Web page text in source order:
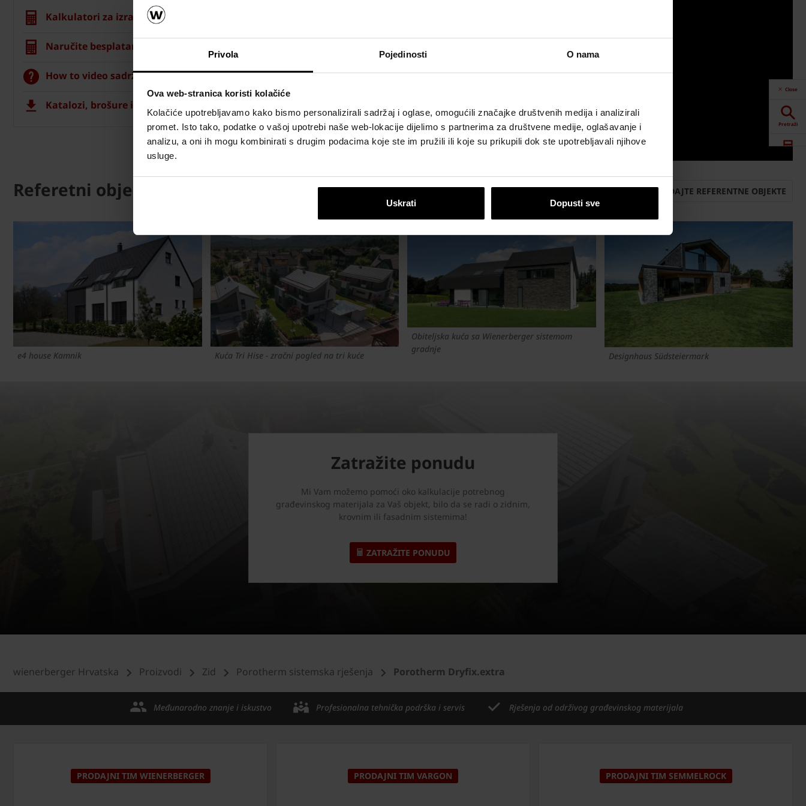
Privola Pojedinosti O nama
Ova web-stranica koristi kolačiće
Kolačiće upotrebljavamo kako bismo personalizirali sadržaj i oglase, omogućili značajke društvenih medija i analizirali
promet. Isto tako, podatke o vašoj upotrebi naše web-lokacije dijelimo s partnerima za društvene medije, oglašavanje i
analizu, a oni ih mogu kombinirati s drugim podacima koje ste im pružili ili koje su prikupili dok ste upotrebljavali njihove
usluge.
Uskrati Dopusti sve
Kalkulatori za izračun zida
Naručite besplatan izračun materijala
How to video sadržaj
Katalozi, brošure i tehnička dokumentacija
Referetni objekti POGLEDAJTE REFERENTNE OBJEKTE
e4 house Kamnik Kuća Tri Hise - zračni pogled na tri kuće
Obiteljska kuća sa Wienerberger sistemom
gradnje
Designhaus Südsteiermark
Zatražite ponudu
Mi Vam možemo pomoći oko kalkulacije potrebnog
građevinskog materijala za Vaš objekt, bilo da se radi o zidnim,
krovnim ili fasadnim sistemima!
ZATRAŽITE PONUDU
Close
Pretraži
Preuzimanja
wienerberger Hrvatska Proizvodi Zid Porotherm sistemska rješenja Porotherm Dryfix.extra
Međunarodno znanje i iskustvo Profesionalna tehnička podrška i servis Rješenja od održivog građevinskog materijala
PRODAJNI TIM WIENERBERGER PRODAJNI TIM VARGON PRODAJNI TIM SEMMELROCK